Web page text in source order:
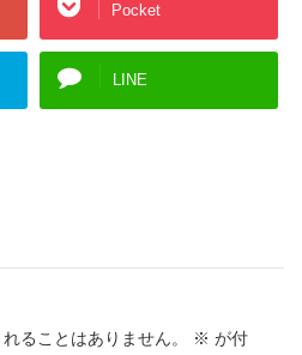
Pocket
LINE
ることはありません。 ※ が付